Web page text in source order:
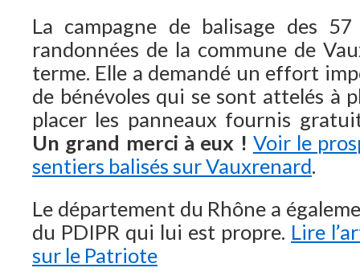
La campagne de balisage des
randonnées de la commune de
terme. Elle a demandé un effort
de bénévoles qui se sont attelés à
placer les panneaux fournis
Un grand merci à eux ! Voir le
sentiers balisés sur Vauxrenard.
Le département du Rhône a
du PDIPR qui lui est propre. Lire
sur le Patriote